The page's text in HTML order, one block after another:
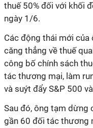
thuế 50% đối với khối
ngày 1/6.
Các động thái mới của
căng thẳng về thuế
công bố chính sách
tác thương mại, làm
và suýt đẩy S&P 500
Sau đó, ông tạm dừng
gần 60 đối tác thương